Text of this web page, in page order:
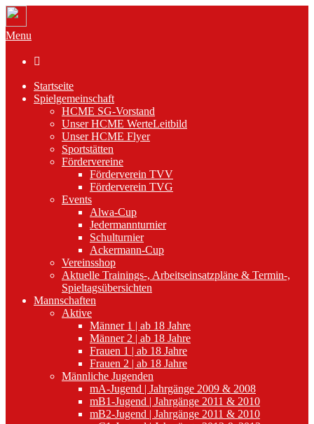
Menu

Startseite
Spielgemeinschaft
HCME SG-Vorstand
Unser HCME WerteLeitbild
Unser HCME Flyer
Sportstätten
Fördervereine
Förderverein TVV
Förderverein TVG
Events
Alwa-Cup
Jedermannturnier
Schulturnier
Ackermann-Cup
Vereinsshop
Aktuelle Trainings-, Arbeitseinsatzpläne & Termin-,
Spieltagsübersichten
Mannschaften
Aktive
Männer 1 | ab 18 Jahre
Männer 2 | ab 18 Jahre
Frauen 1 | ab 18 Jahre
Frauen 2 | ab 18 Jahre
Männliche Jugenden
mA-Jugend | Jahrgänge 2009 & 2008
mB1-Jugend | Jahrgänge 2011 & 2010
mB2-Jugend | Jahrgänge 2011 & 2010